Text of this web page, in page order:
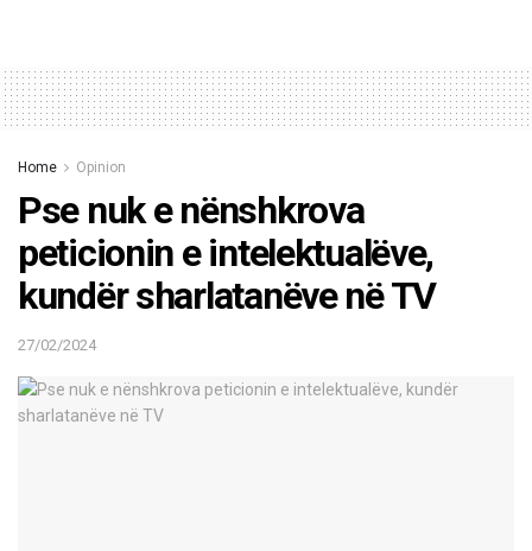
Home Opinion
Pse nuk e nënshkrova
peticionin e intelektualëve,
kundër sharlatanëve në TV
27/02/2024